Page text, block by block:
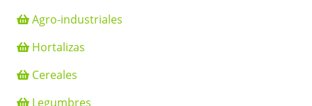
Agro-industriales
Hortalizas
Cereales
Legumbres